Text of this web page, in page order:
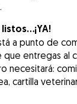
a punto de
que entregas al
necesitará:
cartilla